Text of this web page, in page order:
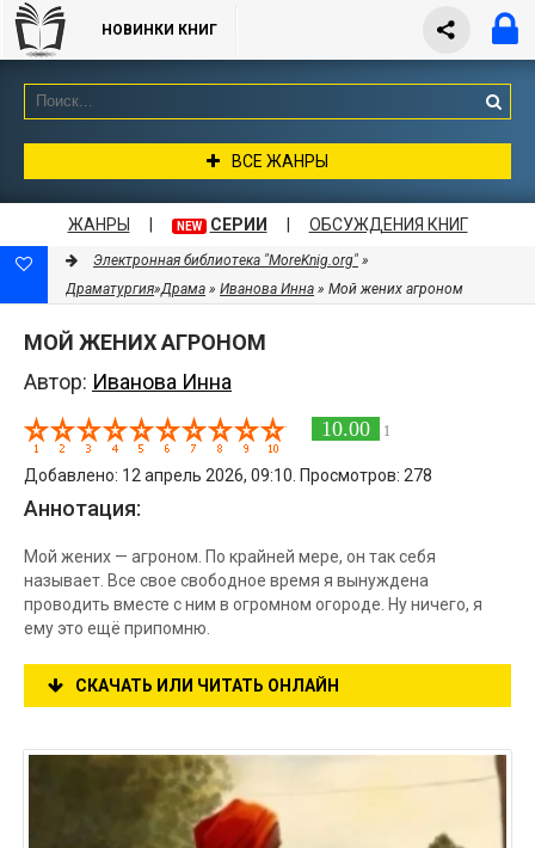
НОВИНКИ КНИГ
ВСЕ ЖАНРЫ
ЖАНРЫ NEW СЕРИИ ОБСУЖДЕНИЯ КНИГ
Электронная библиотека "MoreKnig.org" »
Драматургия»Драма » Иванова Инна » Мой жених агроном
МОЙ ЖЕНИХ АГРОНОМ
Автор: Иванова Инна
10.00 1
Добавлено: 12 апрель 2026, 09:10. Просмотров: 278
Аннотация:
Мой жених — агроном. По крайней мере, он так себя
называет. Все свое свободное время я вынуждена
проводить вместе с ним в огромном огороде. Ну ничего, я
ему это ещё припомню.
СКАЧАТЬ ИЛИ ЧИТАТЬ ОНЛАЙН